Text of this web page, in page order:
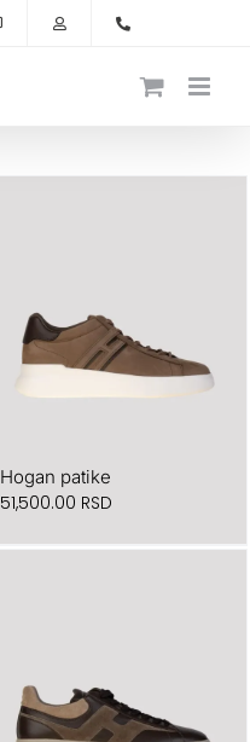
Hogan patike
51,500.00 RSD